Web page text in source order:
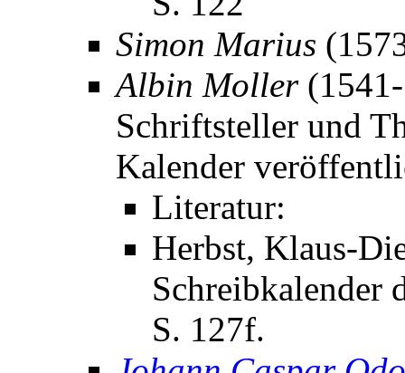
Simon Marius
Albin Moller(1541-
Schriftsteller und
Kalender
Literatur:
Herbst, Klaus-
Schreibkalender
S. 127f.